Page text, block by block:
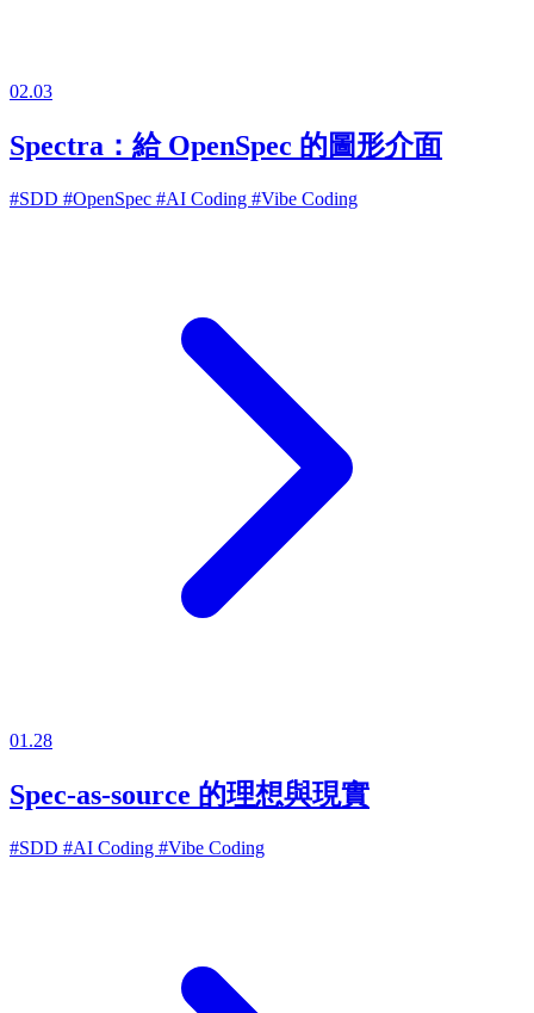
02.03
Spectra：給 OpenSpec 的圖形介面
#SDD #OpenSpec #AI Coding #Vibe Coding
01.28
Spec-as-source 的理想與現實
#SDD #AI Coding #Vibe Coding